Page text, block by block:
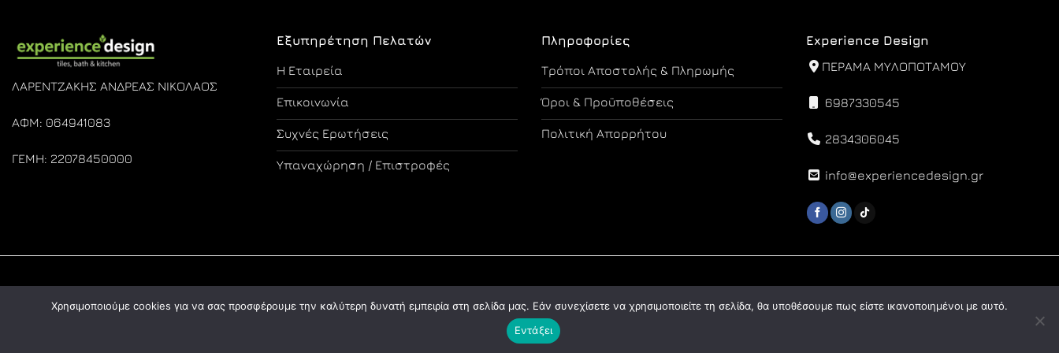
ΛΑΡΕΝΤΖΑΚΗΣ ΑΝΔΡΕΑΣ ΝΙΚΟΛΑΟΣ
ΑΦΜ: 064941083
ΓΕΜΗ: 22078450000
Εξυπηρέτηση Πελατών
Η Εταιρεία
Επικοινωνία
Συχνές Ερωτήσεις
Υπαναχώρηση / Επιστροφές
Πληροφορίες
Τρόποι Αποστολής & Πληρωμής
Όροι & Προϋποθέσεις
Πολιτική Απορρήτου
Experience Design
ΠΕΡΑΜΑ ΜΥΛΟΠΟΤΑΜΟΥ
6987330545
2834306045
info@experiencedesign.gr
Copyright 2026 © Designed and Developed by Tsama Graphics
Χρησιμοποιούμε cookies για να σας προσφέρουμε την καλύτερη δυνατή εμπειρία στη σελίδα μας. Εάν συνεχίσετε να χρησιμοποιείτε τη σελίδα, θα υποθέσουμε πως είστε ικανοποιημένοι με αυτό.
Εντάξει